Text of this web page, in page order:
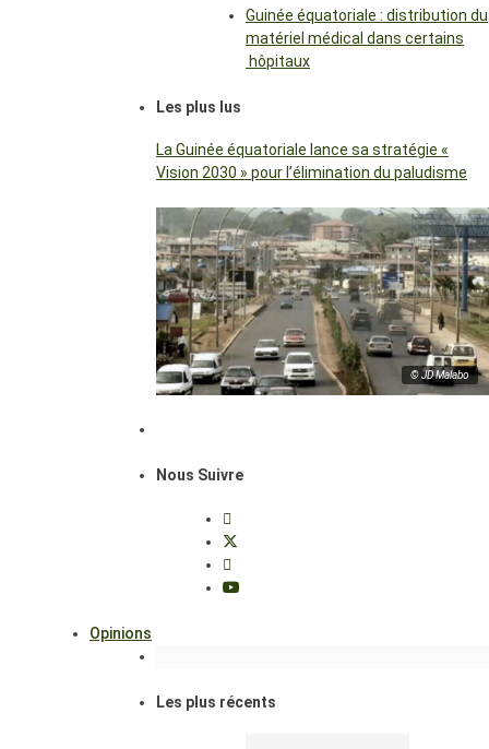
Guinée équatoriale : distribution du
matériel médical dans certains
hôpitaux
Les plus lus
La Guinée équatoriale lance sa stratégie «
Vision 2030 » pour l’élimination du paludisme
© JD Malabo
Nous Suivre
Opinions
Les plus récents